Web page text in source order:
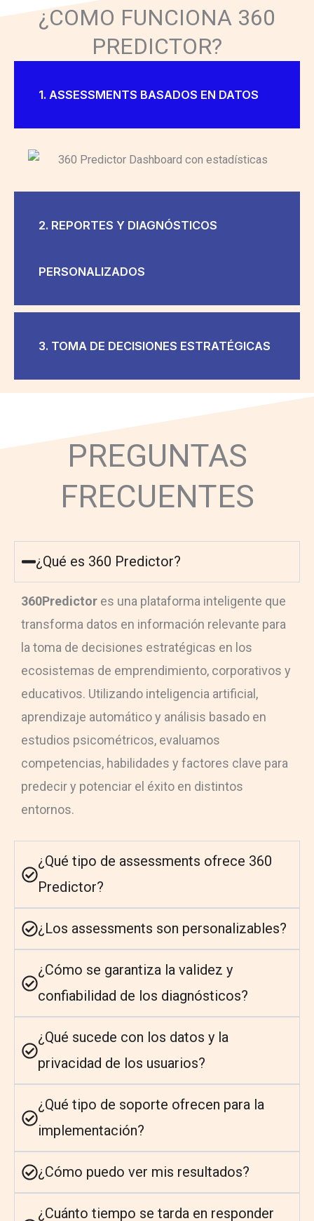
¿COMO FUNCIONA 360
PREDICTOR?
1. ASSESSMENTS BASADOS EN DATOS
2. REPORTES Y DIAGNÓSTICOS
PERSONALIZADOS
3. TOMA DE DECISIONES ESTRATÉGICAS
PREGUNTAS
FRECUENTES
¿Qué es 360 Predictor?
360Predictor es una plataforma inteligente que
transforma datos en información relevante para
la toma de decisiones estratégicas en los
ecosistemas de emprendimiento, corporativos y
educativos. Utilizando inteligencia artificial,
aprendizaje automático y análisis basado en
estudios psicométricos, evaluamos
competencias, habilidades y factores clave para
predecir y potenciar el éxito en distintos
entornos.
¿Qué tipo de assessments ofrece 360
Predictor?
¿Los assessments son personalizables?
¿Cómo se garantiza la validez y
confiabilidad de los diagnósticos?
¿Qué sucede con los datos y la
privacidad de los usuarios?
¿Qué tipo de soporte ofrecen para la
implementación?
¿Cómo puedo ver mis resultados?
¿Cuánto tiempo se tarda en responder